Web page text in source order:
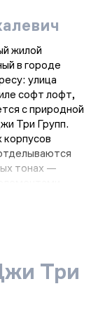
жилой
в городе
улица
софт лофт,
с природной
Три Групп.
корпусов
тонах —
решений. Среди
вторым
мастер-
Три